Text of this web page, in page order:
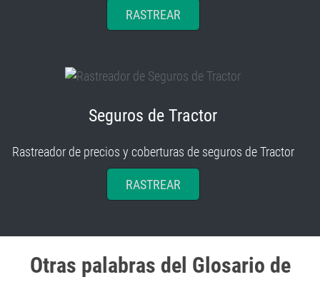
RASTREAR
Seguros de Tractor
Rastreador de precios y coberturas de seguros de Tractor
RASTREAR
Otras palabras del Glosario de